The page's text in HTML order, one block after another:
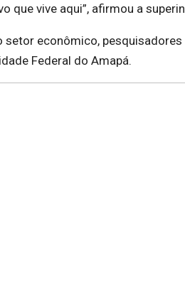
que vive aqui”, afirmou a
econômico, pesquisadores
Federal do Amapá.